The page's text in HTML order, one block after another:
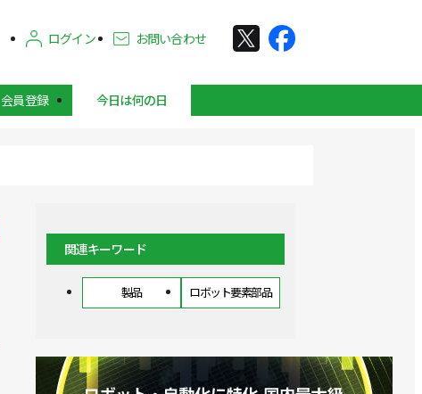
ログイン お問い合わせ
会員登録 今日は何の日
関連キーワード
製品 ロボット要素部品